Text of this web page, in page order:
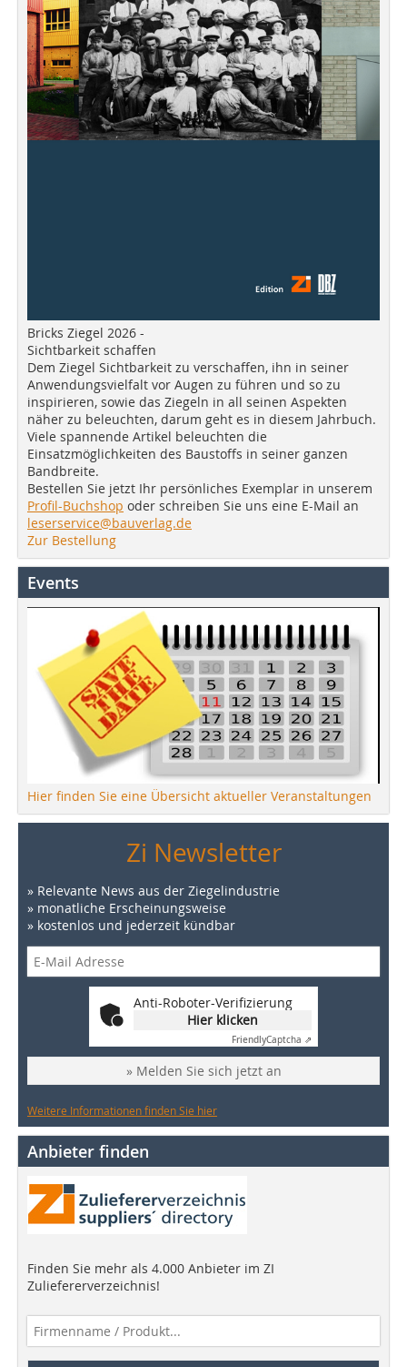
Bricks Ziegel 2026 -
Sichtbarkeit schaffen
Dem Ziegel Sichtbarkeit zu verschaffen, ihn in seiner
Anwendungsvielfalt vor Augen zu führen und so zu
inspirieren, sowie das Ziegeln in all seinen Aspekten
näher zu beleuchten, darum geht es in diesem Jahrbuch.
Viele spannende Artikel beleuchten die
Einsatzmöglichkeiten des Baustoffs in seiner ganzen
Bandbreite.
Bestellen Sie jetzt Ihr persönliches Exemplar in unserem
Profil-Buchshop oder schreiben Sie uns eine E-Mail an
leserservice@bauverlag.de
Zur Bestellung
Events
Hier finden Sie eine Übersicht aktueller Veranstaltungen
Zi Newsletter
» Relevante News aus der Ziegelindustrie
» monatliche Erscheinungsweise
» kostenlos und jederzeit kündbar
Anti-Roboter-Verifizierung
Hier klicken
FriendlyCaptcha ⇗
» Melden Sie sich jetzt an
Weitere Informationen finden Sie hier
Anbieter finden
Finden Sie mehr als 4.000 Anbieter im ZI
Zuliefererverzeichnis!